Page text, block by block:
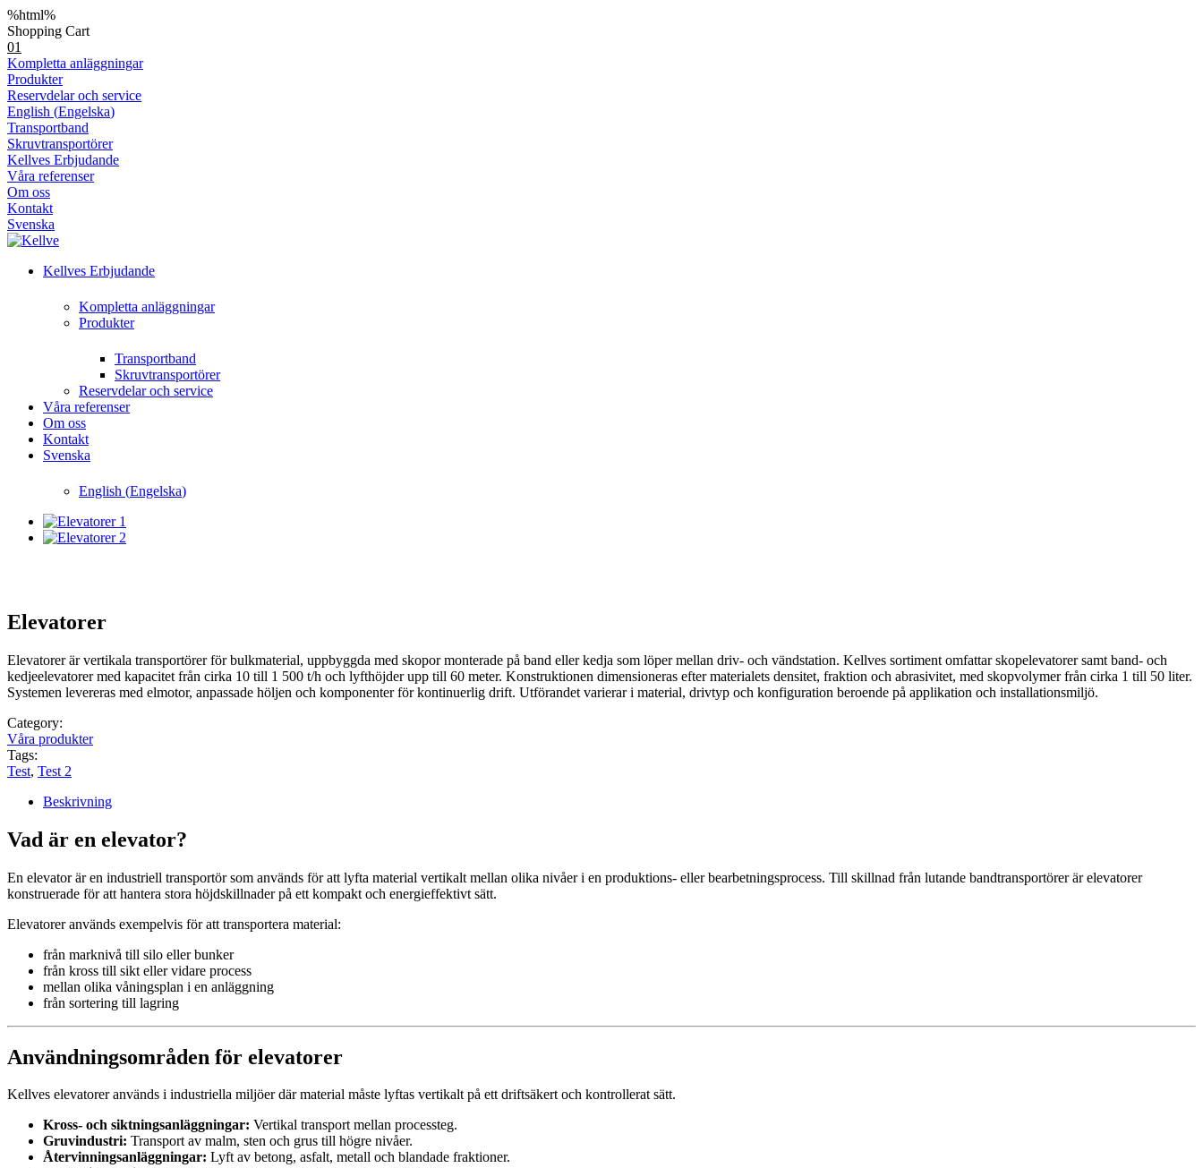
%html%
Shopping Cart
01
Kompletta anläggningar
Produkter
Reservdelar och service
English (Engelska)
Transportband
Skruvtransportörer
Kellves Erbjudande
Våra referenser
Om oss
Kontakt
Svenska
Kellves Erbjudande
Kompletta anläggningar
Produkter
Transportband
Skruvtransportörer
Reservdelar och service
Våra referenser
Om oss
Kontakt
Svenska
English (Engelska)
Elevatorer
Elevatorer är vertikala transportörer för bulkmaterial, uppbyggda med skopor monterade på band eller kedja som löper mellan driv- och vändstation. Kellves sortiment omfattar skopelevatorer samt band- och
kedjeelevatorer med kapacitet från cirka 10 till 1 500 t/h och lyfthöjder upp till 60 meter. Konstruktionen dimensioneras efter materialets densitet, fraktion och abrasivitet, med skopvolymer från cirka 1 till 50 liter.
Systemen levereras med elmotor, anpassade höljen och komponenter för kontinuerlig drift. Utförandet varierar i material, drivtyp och konfiguration beroende på applikation och installationsmiljö.
Category:
Våra produkter
Tags:
Test, Test 2
Beskrivning
Vad är en elevator?
En elevator är en industriell transportör som används för att lyfta material vertikalt mellan olika nivåer i en produktions- eller bearbetningsprocess. Till skillnad från lutande bandtransportörer är elevatorer
konstruerade för att hantera stora höjdskillnader på ett kompakt och energieffektivt sätt.
Elevatorer används exempelvis för att transportera material:
från marknivå till silo eller bunker
från kross till sikt eller vidare process
mellan olika våningsplan i en anläggning
från sortering till lagring
Användningsområden för elevatorer
Kellves elevatorer används i industriella miljöer där material måste lyftas vertikalt på ett driftsäkert och kontrollerat sätt.
Kross- och siktningsanläggningar: Vertikal transport mellan processteg.
Gruvindustri: Transport av malm, sten och grus till högre nivåer.
Återvinningsanläggningar: Lyft av betong, asfalt, metall och blandade fraktioner.